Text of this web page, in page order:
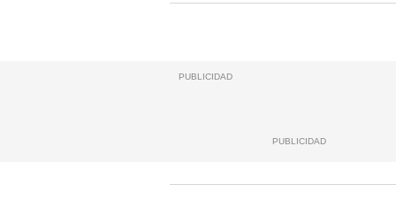
PUBLICIDAD
PUBLICIDAD